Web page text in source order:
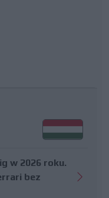
w 2026 roku.
bez